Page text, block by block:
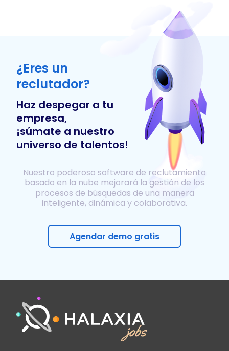
¿Eres un
reclutador?
Haz despegar a tu
empresa,
¡súmate a nuestro
universo de talentos!
Nuestro poderoso software de reclutamiento
basado en la nube mejorará la gestión de los
procesos de búsquedas de una manera
inteligente, dinámica y colaborativa.
Agendar demo gratis